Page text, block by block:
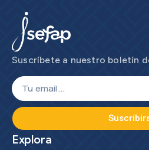
Suscríbete a nuestro boletín
Explora